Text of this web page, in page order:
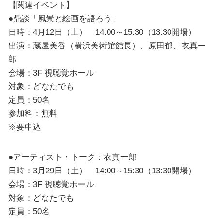
【関連イベント】
●鼎談「風景と絵画を語ろう」
日時：4月12日（土） 14:00～15:30（13:30開場）
出演：蔵屋美香（横浜美術館館長）、原田郁、衣真一
郎
会場：3F 視聴覚ホール
対象：どなたでも
定員：50名
参加料：無料
※要申込
●アーティスト・トーク：衣真一郎
日時：3月29日（土） 14:00～15:30（13:30開場）
会場：3F 視聴覚ホール
対象：どなたでも
定員：50名